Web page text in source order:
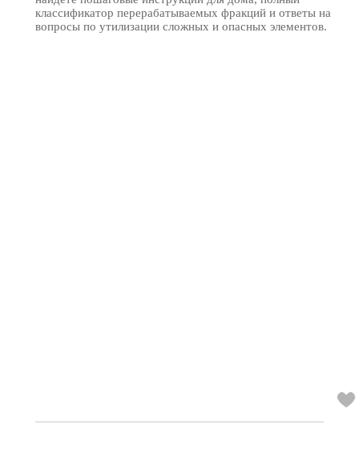
классификатор перерабатываемых фракций и ответы на
вопросы по утилизации сложных и опасных элементов.